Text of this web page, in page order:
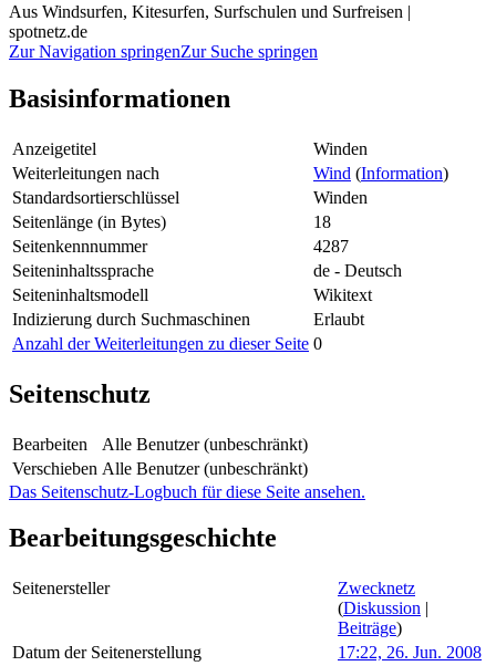
Aus Windsurfen, Kitesurfen, Surfschulen und Surfreisen |
spotnetz.de
Zur Navigation springenZur Suche springen
Basisinformationen
Anzeigetitel
Winden
Weiterleitungen nach
Wind (Information)
Standardsortierschlüssel
Winden
Seitenlänge (in Bytes)
18
Seitenkennnummer
4287
Seiteninhaltssprache
de - Deutsch
Seiteninhaltsmodell
Wikitext
Indizierung durch Suchmaschinen
Erlaubt
Anzahl der Weiterleitungen zu dieser Seite 0
Seitenschutz
Bearbeiten
Alle Benutzer (unbeschränkt)
Verschieben Alle Benutzer (unbeschränkt)
Das Seitenschutz-Logbuch für diese Seite ansehen.
Bearbeitungsgeschichte
Seitenersteller
Zwecknetz
(Diskussion |
Beiträge)
Datum der Seitenerstellung
17:22, 26. Jun. 2008